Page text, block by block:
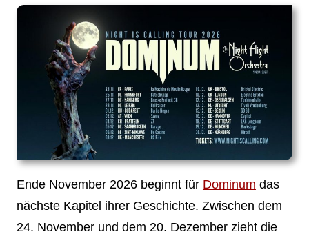
Ende November 2026 beginnt für Dominum das
nächste Kapitel ihrer Geschichte. Zwischen dem
24. November und dem 20. Dezember zieht die